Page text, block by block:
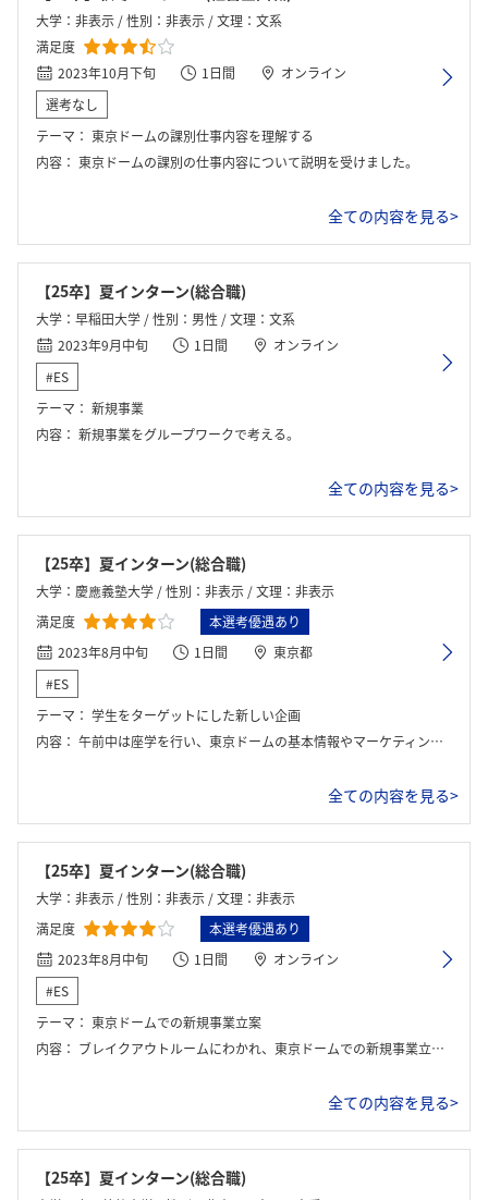
大学：非表示 / 性別：非表示 / 文理：文系
満足度
2023年10月下旬
1日間
オンライン
選考なし
テーマ： 東京ドームの課別仕事内容を理解する
内容： 東京ドームの課別の仕事内容について説明を受けました。
全ての内容を見る>
【25卒】夏インターン(総合職)
大学：早稲田大学 / 性別：男性 / 文理：文系
2023年9月中旬
1日間
オンライン
#ES
テーマ： 新規事業
内容： 新規事業をグループワークで考える。
全ての内容を見る>
【25卒】夏インターン(総合職)
大学：慶應義塾大学 / 性別：非表示 / 文理：非表示
満足度
本選考優遇あり
2023年8月中旬
1日間
東京都
#ES
テーマ： 学生をターゲットにした新しい企画
内容： 午前中は座学を行い、東京ドームの基本情報やマーケティングについて学んだ。その後グループに分かれて、お昼は東京ドームシティの見学に行った。午後からテーマについてグループワークを行い、発表と講評、座談会を行った。
全ての内容を見る>
【25卒】夏インターン(総合職)
大学：非表示 / 性別：非表示 / 文理：非表示
満足度
本選考優遇あり
2023年8月中旬
1日間
オンライン
#ES
テーマ： 東京ドームでの新規事業立案
内容： ブレイクアウトルームにわかれ、東京ドームでの新規事業立案について話し合いを行った。チームでまとまったアイデアを全体のセッションで代表者が発表を行い、それに対し社員の方からフィードバックをいただいた。
全ての内容を見る>
【25卒】夏インターン(総合職)